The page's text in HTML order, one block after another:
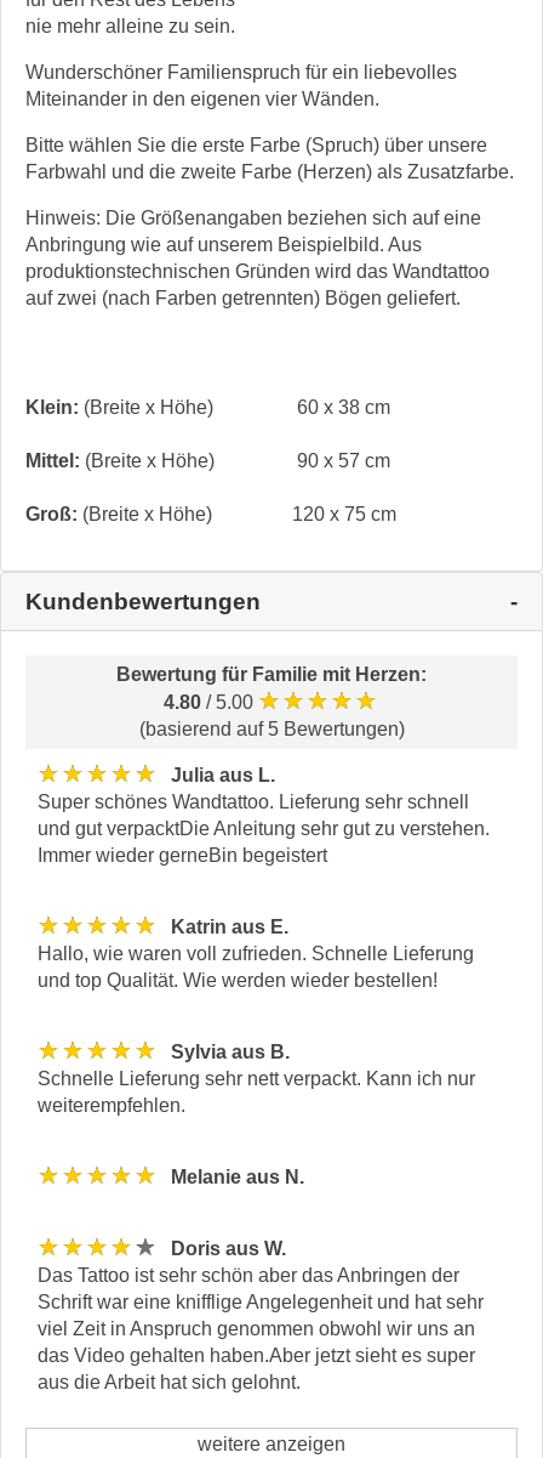
nie mehr alleine zu sein.
Wunderschöner Familienspruch für ein liebevolles
Miteinander in den eigenen vier Wänden.
Bitte wählen Sie die erste Farbe (Spruch) über unsere
Farbwahl und die zweite Farbe (Herzen) als Zusatzfarbe.
Hinweis: Die Größenangaben beziehen sich auf eine
Anbringung wie auf unserem Beispielbild. Aus
produktionstechnischen Gründen wird das Wandtattoo
auf zwei (nach Farben getrennten) Bögen geliefert.
Klein: (Breite x Höhe) 60 x 38 cm
Mittel: (Breite x Höhe) 90 x 57 cm
Groß: (Breite x Höhe) 120 x 75 cm
Kundenbewertungen
Bewertung für Familie mit Herzen:
4.80 / 5.00 ★★★★★
(basierend auf 5 Bewertungen)
★★★★★
Julia aus L.
Super schönes Wandtattoo. Lieferung sehr schnell
und gut verpacktDie Anleitung sehr gut zu verstehen.
Immer wieder gerneBin begeistert
★★★★★
Katrin aus E.
Hallo, wie waren voll zufrieden. Schnelle Lieferung
und top Qualität. Wie werden wieder bestellen!
★★★★★
Sylvia aus B.
Schnelle Lieferung sehr nett verpackt. Kann ich nur
weiterempfehlen.
★★★★★ Melanie aus N.
★★★★★
Doris aus W.
Das Tattoo ist sehr schön aber das Anbringen der
Schrift war eine knifflige Angelegenheit und hat sehr
viel Zeit in Anspruch genommen obwohl wir uns an
das Video gehalten haben.Aber jetzt sieht es super
aus die Arbeit hat sich gelohnt.
weitere anzeigen